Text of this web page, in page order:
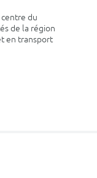
du
de la région
en transport